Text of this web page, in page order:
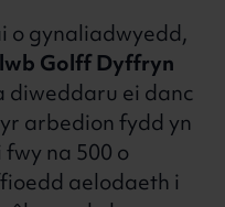
o gynaliadwyedd,
Golff Dyffryn
ei danc
arbedion fydd yn
na 500 o
aelodaeth i